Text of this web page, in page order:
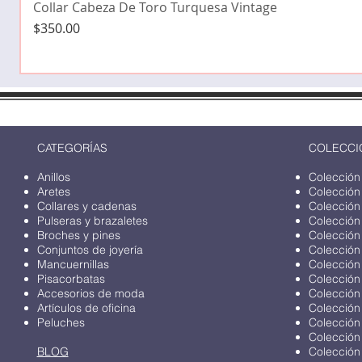
Collar Cabeza De Toro Turquesa Vintage
Precio
$350.00
CATEGORÍAS
Anillos
Aretes
Collares y cadenas
Pulseras y brazaletes
Broches y pines
Conjuntos de joyería
Mancuernillas
Pisacorbatas
Accesorios de moda
Artículos de oficina
Peluches
BLOG
Colección